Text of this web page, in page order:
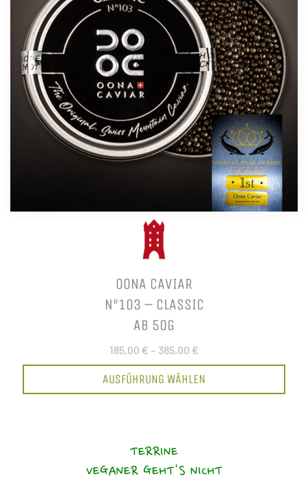
OONA CAVIAR
N°103 – CLASSIC
AB 50G
185,00 € – 385,00 €
AUSFÜHRUNG WÄHLEN
TERRINE
VEGANER GEHT'S NICHT